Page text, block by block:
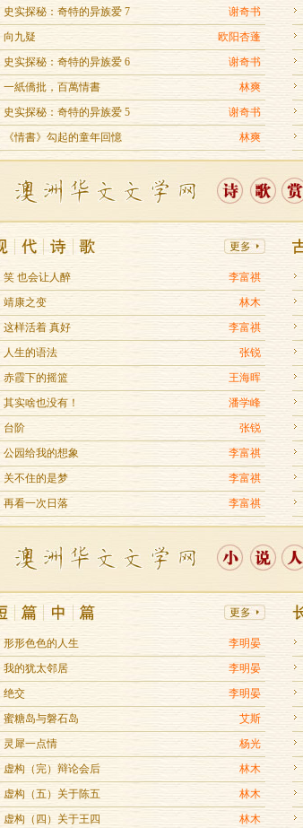
史实探秘：奇特的异族爱 7
谢奇书
向九疑
欧阳杏蓬
史实探秘：奇特的异族爱 6
谢奇书
一紙僑批，百萬情書
林爽
史实探秘：奇特的异族爱 5
谢奇书
《情書》勾起的童年回憶
林爽
笑 也会让人醉
李富祺
靖康之变
林木
这样活着 真好
李富祺
人生的语法
张锐
赤霞下的摇篮
王海晖
其实啥也没有！
潘学峰
台阶
张锐
公园给我的想象
李富祺
关不住的是梦
李富祺
再看一次日落
李富祺
形形色色的人生
李明晏
我的犹太邻居
李明晏
绝交
李明晏
蜜糖岛与磐石岛
艾斯
灵犀一点情
杨光
虚构（完）辩论会后
林木
虚构（五）关于陈五
林木
虚构（四）关于王四
林木